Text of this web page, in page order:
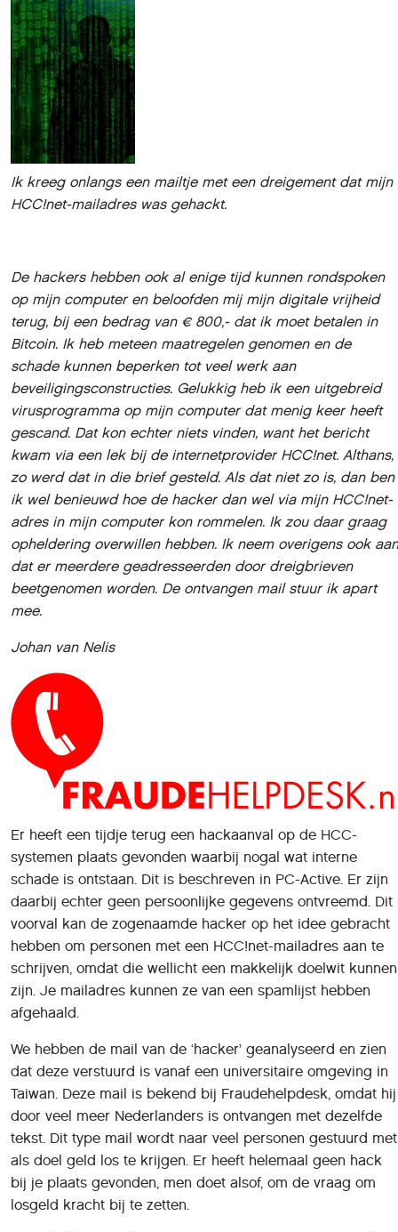
Ik kreeg onlangs een mailtje met een dreigement dat mijn
HCC!net-mailadres was gehackt.
De hackers hebben ook al enige tijd kunnen rondspoken
op mijn computer en beloofden mij mijn digitale vrijheid
terug, bij een bedrag van € 800,- dat ik moet betalen in
Bitcoin. Ik heb meteen maatregelen genomen en de
schade kunnen beperken tot veel werk aan
beveiligingsconstructies. Gelukkig heb ik een uitgebreid
virusprogramma op mijn computer dat menig keer heeft
gescand. Dat kon echter niets vinden, want het bericht
kwam via een lek bij de internetprovider HCC!net. Althans,
zo werd dat in die brief gesteld. Als dat niet zo is, dan ben
ik wel benieuwd hoe de hacker dan wel via mijn HCC!net-
adres in mijn computer kon rommelen. Ik zou daar graag
opheldering overwillen hebben. Ik neem overigens ook aan
dat er meerdere geadresseerden door dreigbrieven
beetgenomen worden. De ontvangen mail stuur ik apart
mee.
Johan van Nelis
Er heeft een tijdje terug een hackaanval op de HCC-
systemen plaats gevonden waarbij nogal wat interne
schade is ontstaan. Dit is beschreven in PC-Active. Er zijn
daarbij echter geen persoonlijke gegevens ontvreemd. Dit
voorval kan de zogenaamde hacker op het idee gebracht
hebben om personen met een HCC!net-mailadres aan te
schrijven, omdat die wellicht een makkelijk doelwit kunnen
zijn. Je mailadres kunnen ze van een spamlijst hebben
afgehaald.
We hebben de mail van de ‘hacker’ geanalyseerd en zien
dat deze verstuurd is vanaf een universitaire omgeving in
Taiwan. Deze mail is bekend bij Fraudehelpdesk, omdat hij
door veel meer Nederlanders is ontvangen met dezelfde
tekst. Dit type mail wordt naar veel personen gestuurd met
als doel geld los te krijgen. Er heeft helemaal geen hack
bij je plaats gevonden, men doet alsof, om de vraag om
losgeld kracht bij te zetten.